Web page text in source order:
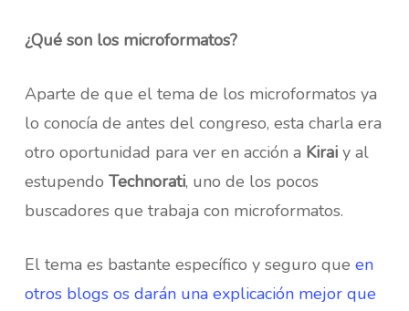
¿Qué son los microformatos?
Aparte de que el tema de los microformatos ya
lo conocía de antes del congreso, esta charla era
otro oportunidad para ver en acción a Kiraiy al
estupendo Technorati, uno de los pocos
buscadores que trabaja con microformatos.
El tema es bastante específico y seguro que en
otros blogs os darán una explicación mejor que